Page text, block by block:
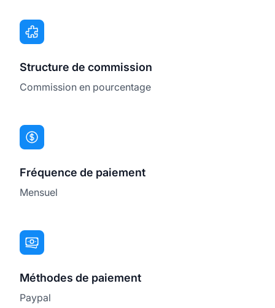
Structure de commission
Commission en pourcentage
Fréquence de paiement
Mensuel
Méthodes de paiement
Paypal